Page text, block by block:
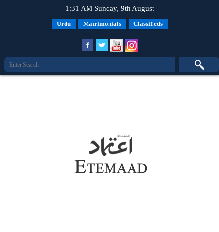
1:31 AM Sunday, 9th August
Urdu Matrimonials Classifieds